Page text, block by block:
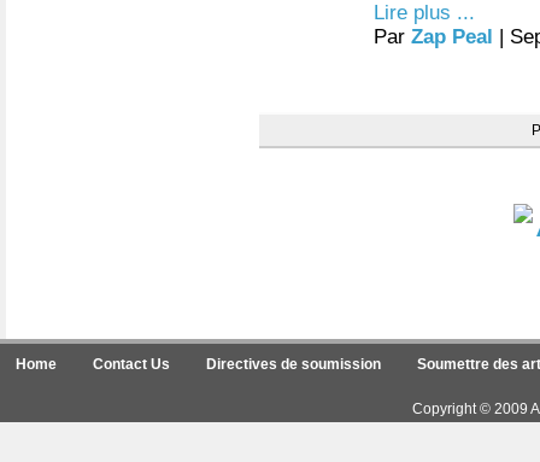
Lire plus ...
Par Zap Peal |
Home Contact Us Directives de soumission Soumettre des
Copyright © 2009